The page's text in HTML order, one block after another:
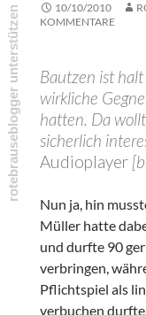
10/10/2010
KOMMENTARE
Bautzen ist
wirkliche
hatten. Da
sicherlich
Audioplayer
Nun ja, hin
Müller hatte
und durfte 90
verbringen,
Pflichtspiel als
verbuchen
rotebrauseblogger unterstützen